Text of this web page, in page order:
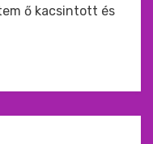
ő kacsintott és